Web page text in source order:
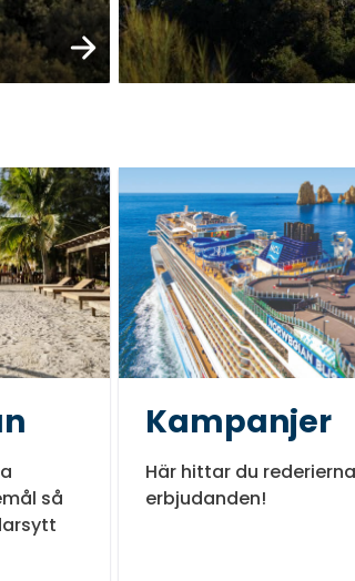
Boka
så
Kampanjer
Här hittar du
erbjudanden!